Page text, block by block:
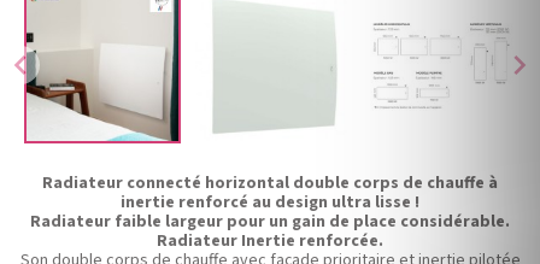
chevron_left chevron_right
Radiateur connecté horizontal double corps de chauffe à
inertie renforcé au design ultra lisse !
Radiateur faible largeur pour un gain de place considérable.
Radiateur Inertie renforcée.